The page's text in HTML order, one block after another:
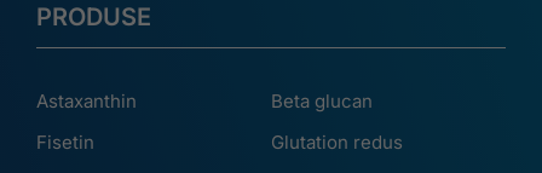
PRODUSE
Astaxanthin
Beta glucan
Fisetin
Glutation redus